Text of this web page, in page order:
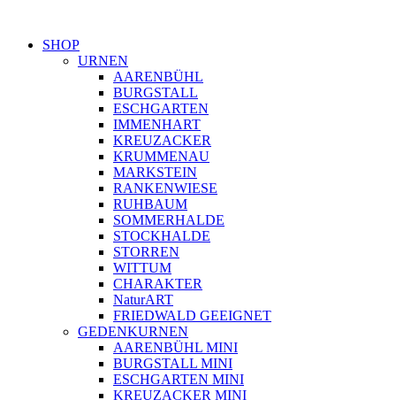
SHOP
URNEN
AARENBÜHL
BURGSTALL
ESCHGARTEN
IMMENHART
KREUZACKER
KRUMMENAU
MARKSTEIN
RANKENWIESE
RUHBAUM
SOMMERHALDE
STOCKHALDE
STORREN
WITTUM
CHARAKTER
NaturART
FRIEDWALD GEEIGNET
GEDENKURNEN
AARENBÜHL MINI
BURGSTALL MINI
ESCHGARTEN MINI
KREUZACKER MINI